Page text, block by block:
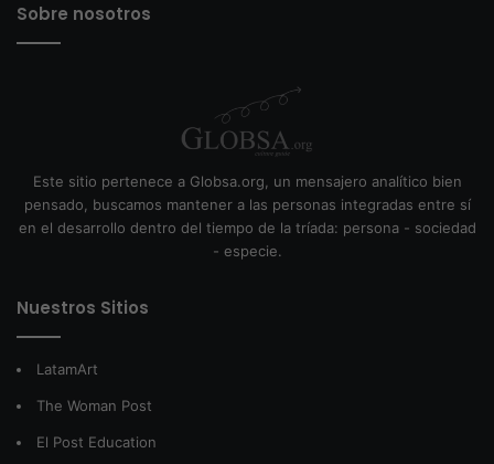
Sobre nosotros
Este sitio pertenece a Globsa.org, un mensajero analítico bien
pensado, buscamos mantener a las personas integradas entre sí
en el desarrollo dentro del tiempo de la tríada: persona - sociedad
- especie.
Nuestros Sitios
LatamArt
The Woman Post
El Post Education